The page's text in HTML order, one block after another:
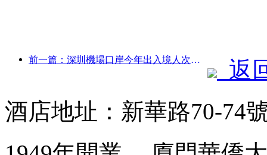
前一篇：深圳機場口岸今年出入境人次突破300萬，創歷史同期新高
返
酒店地址：新華路70-74